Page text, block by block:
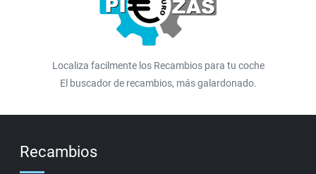
Localiza facilmente los Recambios para tu coche
El buscador de recambios, más galardonado.
Recambios